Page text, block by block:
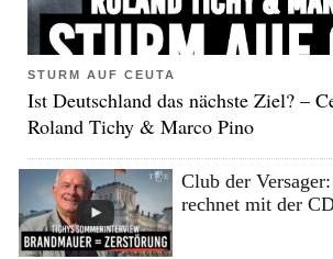
STURM AUF CEUTA
Ist Deutschland das nächste Ziel? –
Roland Tichy & Marco Pino
Club der
rechnet mit der